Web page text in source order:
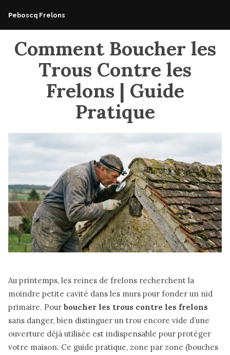
contenu
Peboscq Frelons
Comment Boucher les
Trous Contre les
Frelons | Guide
Pratique
Au printemps, les reines de frelons recherchent la
moindre petite cavité dans les murs pour fonder un nid
primaire. Pour boucher les trous contre les frelons
sans danger, bien distinguer un trou encore vide d’une
ouverture déjà utilisée est indispensable pour protéger
votre maison. Ce guide pratique, zone par zone (bouches